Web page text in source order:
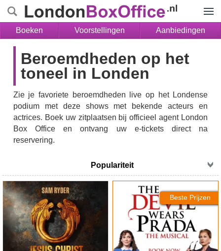
Boeken Voorstellingen Aanbiedingen
Beroemdheden op het
toneel in Londen
Zie je favoriete beroemdheden live op het Londense
podium met deze shows met bekende acteurs en
actrices. Boek uw zitplaatsen bij officieel agent London
Box Office en ontvang uw e-tickets direct na
reservering.
Jesus Christ Superstar
(London Palladium) tickets
Beste Prijzen
The Devil Wears Prada
tickets